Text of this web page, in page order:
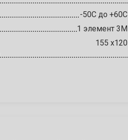
-50С до +60С
1 элемент 3М
155 х120